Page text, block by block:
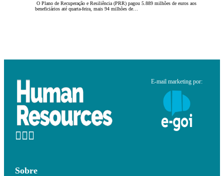
O Plano de Recuperação e Resiliência (PRR) pagou 5.889 milhões de euros aos
beneficiários até quarta-feira, mais 94 milhões de…
E-mail marketing por:
Sobre